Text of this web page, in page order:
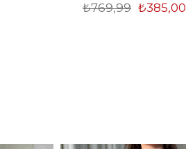
₺385,00
₺769,99